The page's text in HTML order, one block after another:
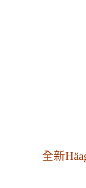
全新